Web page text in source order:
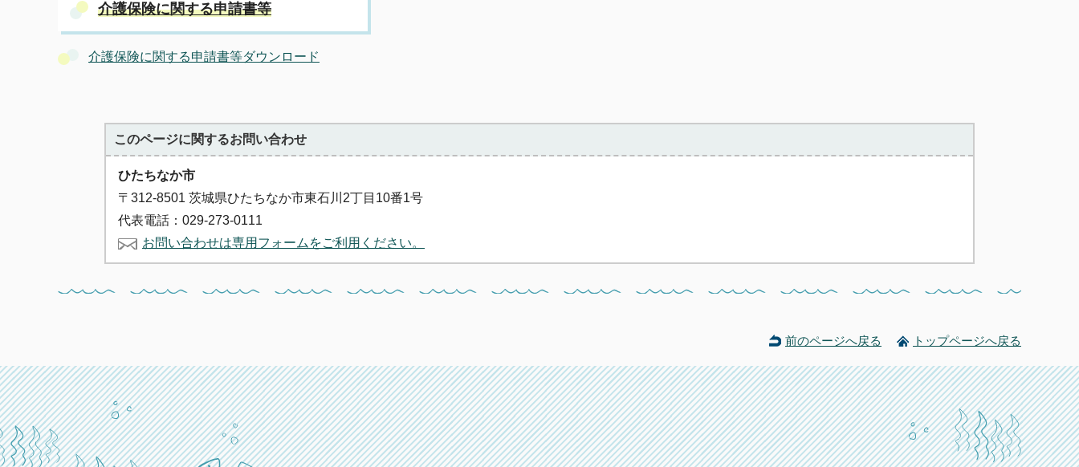
介護保険に関する申請書等
介護保険に関する申請書等ダウンロード
このページに関するお問い合わせ
ひたちなか市
〒312-8501 茨城県ひたちなか市東石川2丁目10番1号
代表電話：029-273-0111
お問い合わせは専用フォームをご利用ください。
前のページへ戻る トップページへ戻る